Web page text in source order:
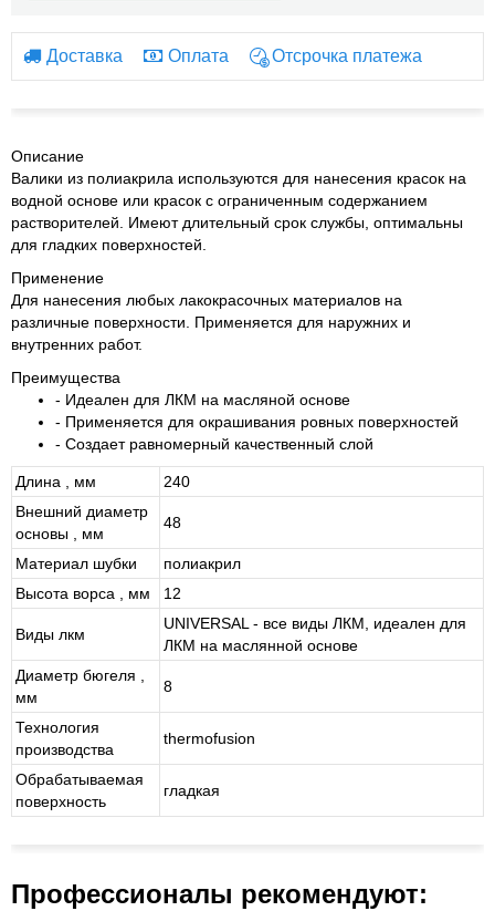
Доставка Оплата Отсрочка платежа
Описание
Валики из полиакрила используются для нанесения красок на
водной основе или красок с ограниченным содержанием
растворителей. Имеют длительный срок службы, оптимальны
для гладких поверхностей.
Применение
Для нанесения любых лакокрасочных материалов на
различные поверхности. Применяется для наружних и
внутренних работ.
Преимущества
- Идеален для ЛКМ на масляной основе
- Применяется для окрашивания ровных поверхностей
- Создает равномерный качественный слой
Длина , мм
240
Внешний диаметр
основы , мм
48
Материал шубки
полиакрил
Высота ворса , мм
12
Виды лкм
UNIVERSAL - все виды ЛКМ, идеален для
ЛКМ на маслянной основе
Диаметр бюгеля ,
мм
8
Технология
производства
thermofusion
Обрабатываемая
поверхность
гладкая
Профессионалы рекомендуют: